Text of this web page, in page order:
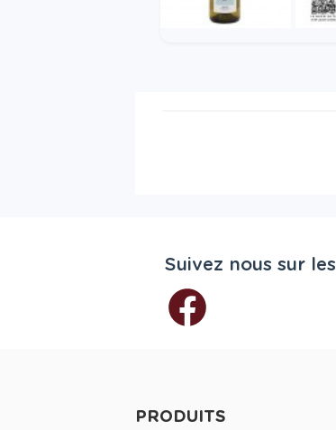
Suivez nous sur
PRODUITS